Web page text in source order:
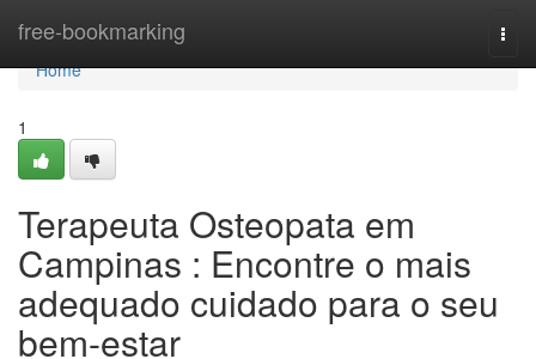
free-bookmarking
Home
Home
1
Terapeuta Osteopata em
Campinas : Encontre o mais
adequado cuidado para o seu
bem-estar